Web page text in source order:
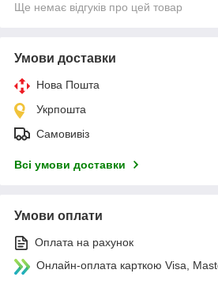
Ще немає відгуків про цей товар
Умови доставки
Нова Пошта
Укрпошта
Самовивіз
Всі умови доставки
Умови оплати
Оплата на рахунок
Онлайн-оплата карткою Visa,